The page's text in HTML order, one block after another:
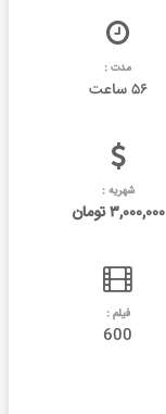
مدت :
۵۶ ساعت
شهریه :
۳,۰۰۰,۰۰۰ تومان
فیلم :
600